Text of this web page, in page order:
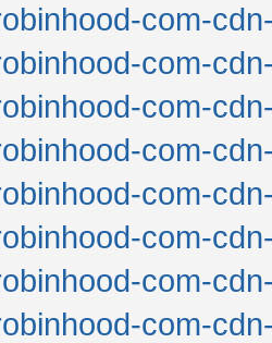
com-
com-
com-
com-
com-
com-
com-
com-